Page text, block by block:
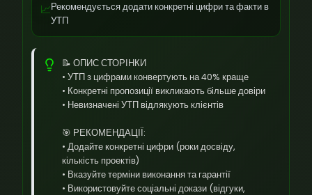
📈Рекомендується додати конкретні цифри та факти в
УТП
📝 ОПИС СТОРІНКИ
• УТП з цифрами конвертують на 40% краще
• Конкретні пропозиції викликають більше довіри
• Невизначені УТП відлякують клієнтів
🎯 РЕКОМЕНДАЦІЇ:
• Додайте конкретні цифри (роки досвіду,
кількість проектів)
• Вказуйте терміни виконання та гарантії
• Використовуйте соціальні докази (відгуки,